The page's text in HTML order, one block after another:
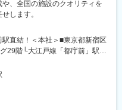
、全国の施設のクオリティを
します。
直結！＜本社＞■東京都新宿区
29階└大江戸線「都庁前」駅直
口徒歩8分└丸ノ内線「西新宿」
もラクラク♪／地下通路で駅と
の高層オフィスで、29階の窓
放的な空間です。ビル内には